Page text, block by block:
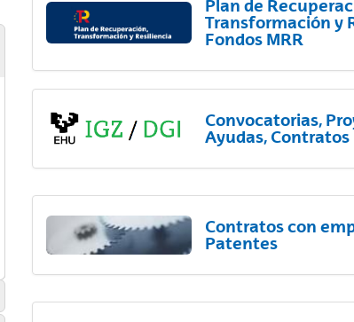
ocultar subpáginas
Plan de
Transformación y
Fondos MRR
Convocatorias,
Ayudas, Contratos
Contratos con
Patentes